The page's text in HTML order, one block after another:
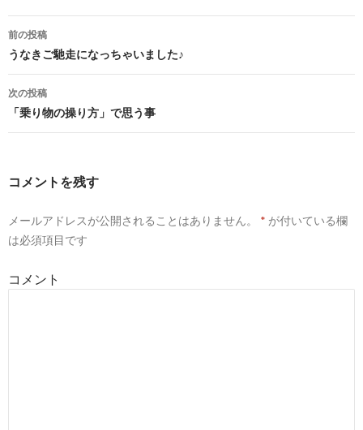
投
稿
ナ
ゲ
シ
ン
前の投稿
うなきご馳走になっちゃいました♪
次の投稿
「乗り物の操り方」で思う事
コメントを残す
メールアドレスが公開されることはありません。 * が付いている欄
は必須項目です
コメント